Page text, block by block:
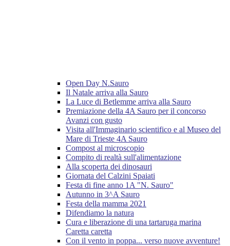
Open Day N.Sauro
Il Natale arriva alla Sauro
La Luce di Betlemme arriva alla Sauro
Premiazione della 4A Sauro per il concorso
Avanzi con gusto
Visita all'Immaginario scientifico e al Museo del
Mare di Trieste 4A Sauro
Compost al microscopio
Compito di realtà sull'alimentazione
Alla scoperta dei dinosauri
Giornata del Calzini Spaiati
Festa di fine anno 1A "N. Sauro"
Autunno in 3^A Sauro
Festa della mamma 2021
Difendiamo la natura
Cura e liberazione di una tartaruga marina
Caretta caretta
Con il vento in poppa... verso nuove avventure!